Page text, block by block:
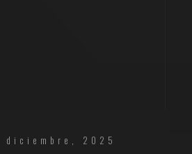
diciembre, 2025